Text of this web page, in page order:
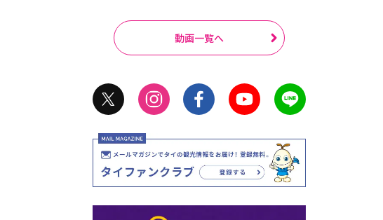
動画一覧へ